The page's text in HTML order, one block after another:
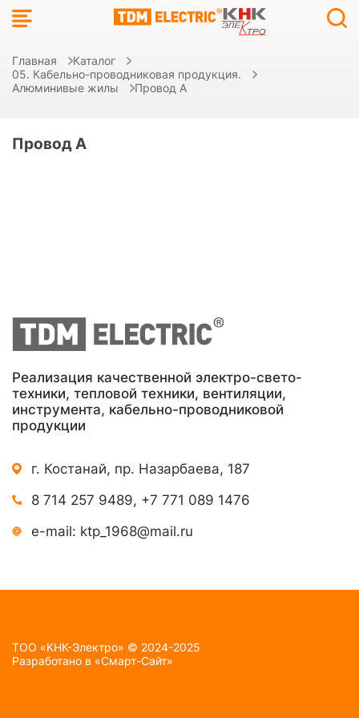
Главная
Каталог
05. Кабельно-проводниковая продукция.
Алюминивые жилы
Провод А
Провод А
Реализация качественной электро-свето-
техники, тепловой техники, вентиляции,
инструмента, кабельно-проводниковой
продукции
г. Костанай, пр. Назарбаева, 187
8 714 257 9489, +7 771 089 1476
e-mail: ktp_1968@mail.ru
TOO «КНК-Электро» © 2024-2025
Разработано в «Смарт-Сайт»